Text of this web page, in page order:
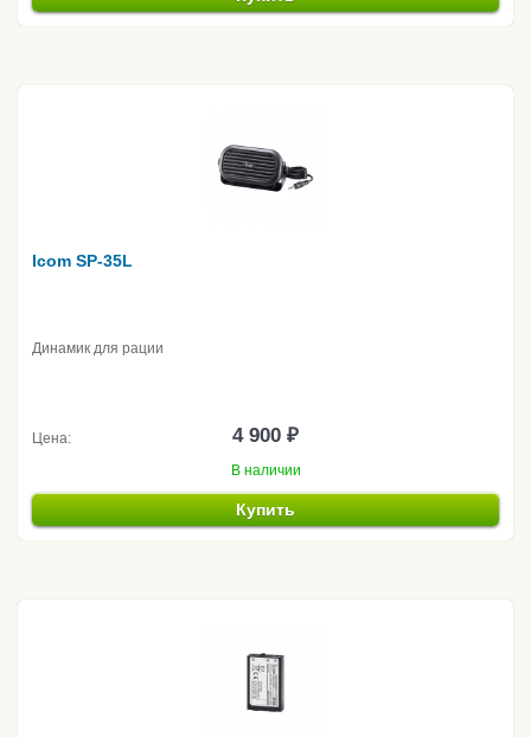
Icom SP-35L
Динамик для рации
Цена: 4 900 ₽
В наличии
Купить